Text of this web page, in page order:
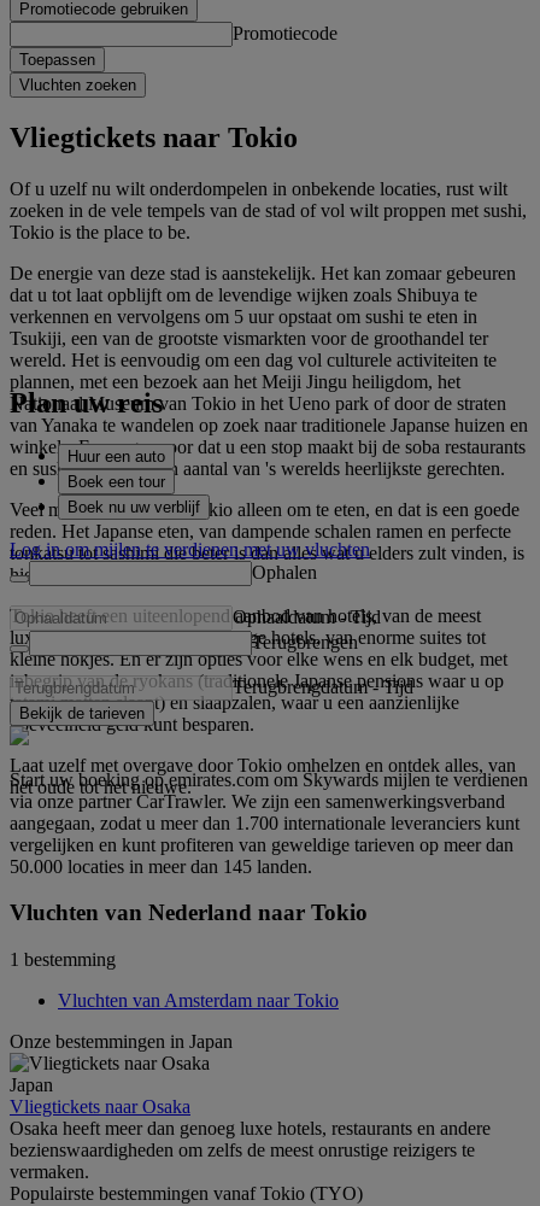
Promotiecode gebruiken
Promotiecode
Toepassen
Vluchten zoeken
Vliegtickets naar Tokio
Of u uzelf nu wilt onderdompelen in onbekende locaties, rust wilt
zoeken in de vele tempels van de stad of vol wilt proppen met sushi,
Tokio is the place to be.
De energie van deze stad is aanstekelijk. Het kan zomaar gebeuren
dat u tot laat opblijft om de levendige wijken zoals Shibuya te
verkennen en vervolgens om 5 uur opstaat om sushi te eten in
Tsukiji, een van de grootste vismarkten voor de groothandel ter
wereld. Het is eenvoudig om een dag vol culturele activiteiten te
plannen, met een bezoek aan het Meiji Jingu heiligdom, het
Nationaal Museum van Tokio in het Ueno park of door de straten
van Yanaka te wandelen op zoek naar traditionele Japanse huizen en
winkels. En zorg ervoor dat u een stop maakt bij de soba restaurants
en sushi bars voor een aantal van 's werelds heerlijkste gerechten.
Veel mensen bezoeken Tokio alleen om te eten, en dat is een goede
reden. Het Japanse eten, van dampende schalen ramen en perfecte
tonkatsu tot sashimi die beter is dan alles wat u elders zult vinden, is
hier op zijn best.
Tokio heeft een uiteenlopend aanbod van hotels, van de meest
luxueuze tot de meest eenvoudige hotels, van enorme suites tot
kleine hokjes. En er zijn opties voor elke wens en elk budget, met
inbegrip van de ryokans (traditionele Japanse pensions waar u op
tatami matten slaapt) en slaapzalen, waar u een aanzienlijke
hoeveelheid geld kunt besparen.
Laat uzelf met overgave door Tokio omhelzen en ontdek alles, van
het oude tot het nieuwe.
Plan uw reis
Huur een auto
Boek een tour
Boek nu uw verblijf
Log in om mijlen te verdienen met uw vluchten
Ophalen
Ophaaldatum - Tijd
Terugbrengen
Terugbrengdatum - Tijd
Bekijk de tarieven
Start uw boeking op emirates.com om Skywards mijlen te verdienen
via onze partner CarTrawler. We zijn een samenwerkingsverband
aangegaan, zodat u meer dan 1.700 internationale leveranciers kunt
vergelijken en kunt profiteren van geweldige tarieven op meer dan
50.000 locaties in meer dan 145 landen.
Vluchten van Nederland naar Tokio
1 bestemming
Vluchten van Amsterdam naar Tokio
Onze bestemmingen in Japan
Japan
Vliegtickets naar Osaka
Osaka heeft meer dan genoeg luxe hotels, restaurants en andere
bezienswaardigheden om zelfs de meest onrustige reizigers te
vermaken.
Populairste bestemmingen vanaf Tokio (TYO)